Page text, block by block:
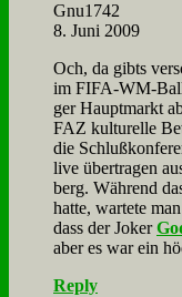
Gnu1742
8. Juni 2009
Och, da gibts
im FI­FA-WM-
ger Haupt­markt
FAZ kul­tu­rel­le
die
live über­tra­gen
berg. Wäh­rend
hat­te, war­te­te
dass der Jo­ker
aber es war ein
Reply